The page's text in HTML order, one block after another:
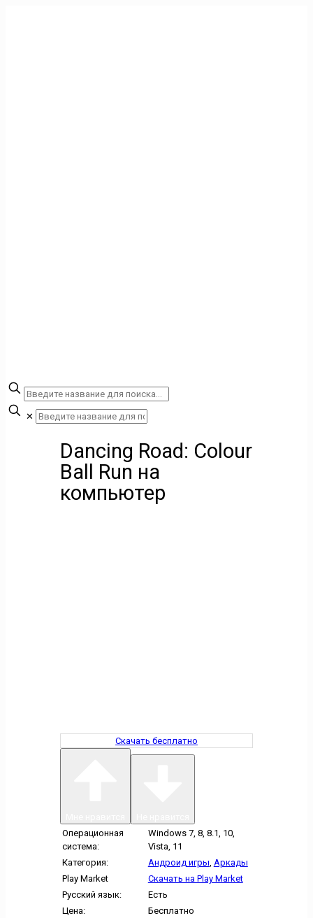
✕
Dancing Road: Colour
Ball Run на
компьютер
Скачать бесплатно
Операционная
система:
Windows 7, 8, 8.1, 10,
Vista, 11
Категория:
Андроид игры, Аркады
Play Market
Скачать на Play Market
Русский язык:
Есть
Цена:
Бесплатно